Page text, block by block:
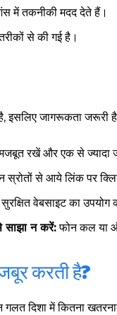
को उपलब्ध कराए
25 हजार
में तकनीकी मदद देते हैं।
से की गई है।
है, इसलिए जागरूकता
रखें और एक से ज्यादा
स्रोतों से आये लिंक पर
वेबसाइट का उपयोग
साझा न करें:फोन कल या
करती है?
दिशा में कितना